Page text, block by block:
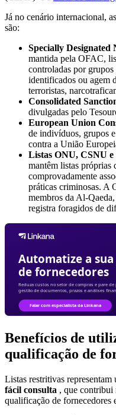
Já no cenário internacional,
são:
Specially Designated
mantida pela OFAC,
controladas por
identificados ou agem
terroristas,
Consolidated
divulgadas pelo
European Union
de indivíduos, grupos
contra a União
Listas ONU, CSNU
mantêm listas próprias
comprovadamente
práticas criminosas. A
membros da Al-
registra foragidos de
Benefícios de
qualificação de
Listas restritivas representam
fácil consulta , que contribui
qualificação de fornecedores